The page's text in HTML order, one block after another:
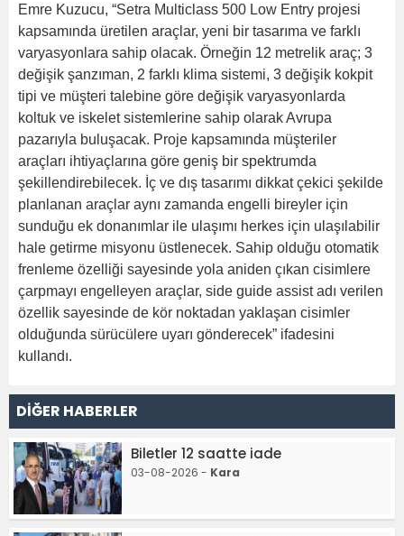
Emre Kuzucu, “Setra Multiclass 500 Low Entry projesi
kapsamında üretilen araçlar, yeni bir tasarıma ve farklı
varyasyonlara sahip olacak. Örneğin 12 metrelik araç; 3
değişik şanzıman, 2 farklı klima sistemi, 3 değişik kokpit
tipi ve müşteri talebine göre değişik varyasyonlarda
koltuk ve iskelet sistemlerine sahip olarak Avrupa
pazarıyla buluşacak. Proje kapsamında müşteriler
araçları ihtiyaçlarına göre geniş bir spektrumda
şekillendirebilecek. İç ve dış tasarımı dikkat çekici şekilde
planlanan araçlar aynı zamanda engelli bireyler için
sunduğu ek donanımlar ile ulaşımı herkes için ulaşılabilir
hale getirme misyonu üstlenecek. Sahip olduğu otomatik
frenleme özelliği sayesinde yola aniden çıkan cisimlere
çarpmayı engelleyen araçlar, side guide assist adı verilen
özellik sayesinde de kör noktadan yaklaşan cisimler
olduğunda sürücülere uyarı gönderecek” ifadesini
kullandı.
DİĞER HABERLER
Biletler 12 saatte iade
03-08-2026 - Kara